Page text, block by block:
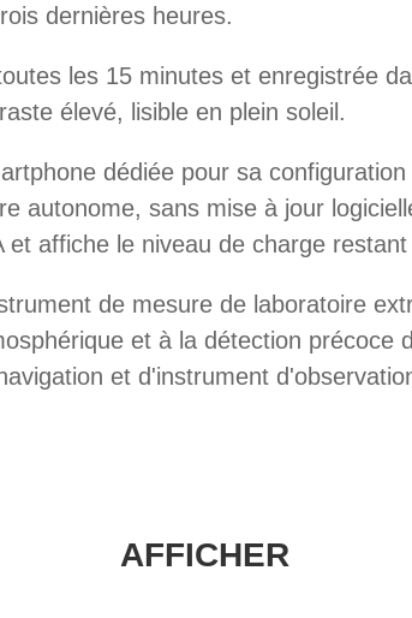
dernières heures.
les 15 minutes et enregistrée
élevé, lisible en plein soleil.
dédiée pour sa
autonome, sans mise à jour
affiche le niveau de charge
de mesure de laboratoire
et à la détection précoce
et d'instrument
AFFICHER